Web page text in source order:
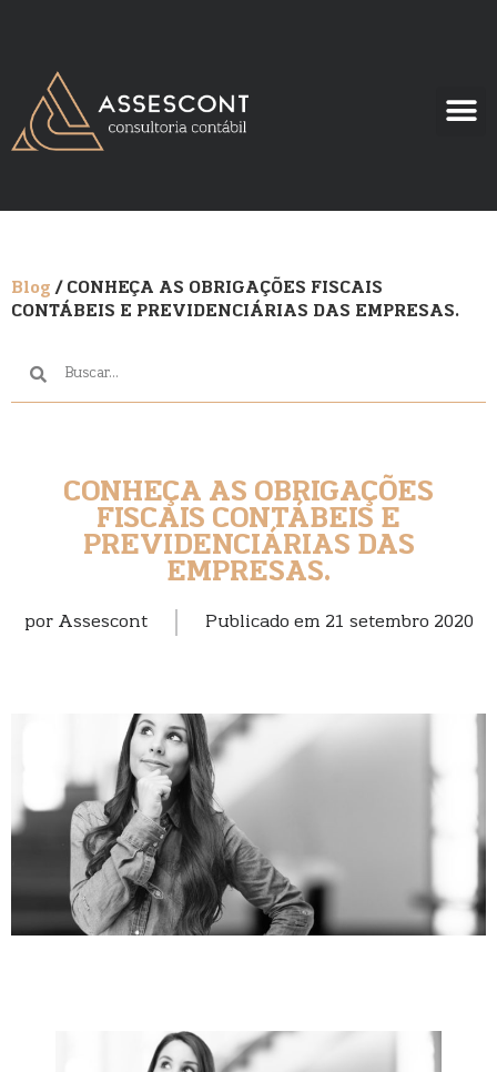
Blog/ CONHEÇA AS OBRIGAÇÕES FISCAIS
CONTÁBEIS E PREVIDENCIÁRIAS DAS EMPRESAS.
CONHEÇA AS OBRIGAÇÕES
FISCAIS CONTÁBEIS E
PREVIDENCIÁRIAS DAS
EMPRESAS.
por Assescont Publicado em 21 setembro 2020